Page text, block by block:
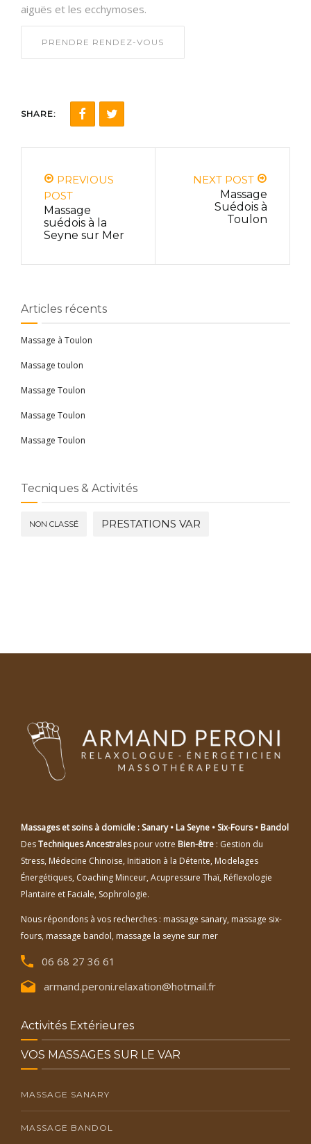
aiguës et les ecchymoses.
PRENDRE RENDEZ-VOUS
SHARE:
PREVIOUS
POST
Massage
suédois à la
Seyne sur Mer
NEXT POST
Massage
Suédois à
Toulon
Articles récents
Massage à Toulon
Massage toulon
Massage Toulon
Massage Toulon
Massage Toulon
Tecniques & Activités
NON CLASSÉ PRESTATIONS VAR
Massages et soins à domicile : Sanary • La Seyne • Six-Fours • Bandol
DesTechniques Ancestralespour votre Bien-être : Gestion du
Stress, Médecine Chinoise, Initiation à la Détente, Modelages
Énergétiques, Coaching Minceur, Acupressure Thaï, Réflexologie
Plantaire et Faciale, Sophrologie.
Nous répondons à vos recherches : massage sanary, massage six-
fours, massage bandol, massage la seyne sur mer
06 68 27 36 61
armand.peroni.relaxation@hotmail.fr
Activités Extérieures
VOS MASSAGES SUR LE VAR
MASSAGE SANARY
MASSAGE BANDOL